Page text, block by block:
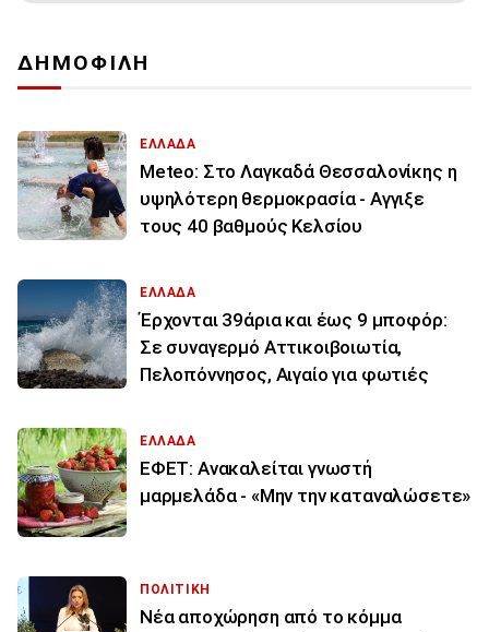
ΔΗΜΟΦΙΛΗ
ΕΛΛΑΔΑ
Meteo: Στο Λαγκαδά Θεσσαλονίκης η
υψηλότερη θερμοκρασία - Αγγιξε
τους 40 βαθμούς Κελσίου
ΕΛΛΑΔΑ
Έρχονται 39άρια και έως 9 μποφόρ:
Σε συναγερμό Αττικοιβοιωτία,
Πελοπόννησος, Αιγαίο για φωτιές
ΕΛΛΑΔΑ
ΕΦΕΤ: Ανακαλείται γνωστή
μαρμελάδα - «Μην την καταναλώσετε»
ΠΟΛΙΤΙΚΗ
Νέα αποχώρηση από το κόμμα